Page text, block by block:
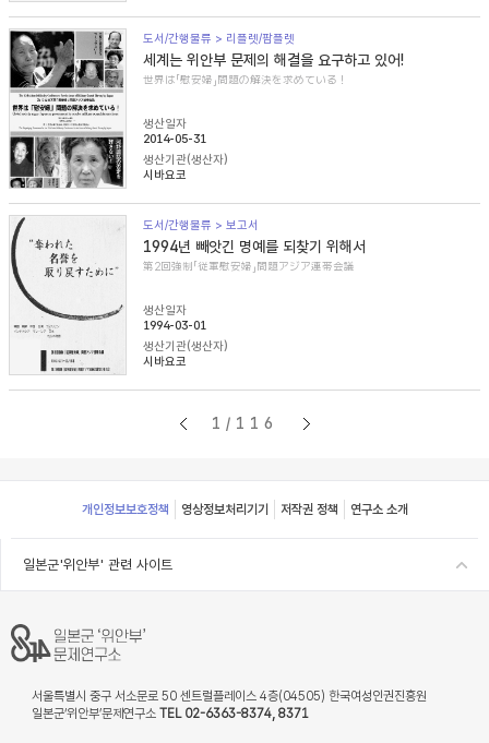
도서/간행물류 > 리플렛/팜플렛
세계는 위안부 문제의 해결을 요구하고 있어!
世界は「慰安婦」問題の解決を求めている！
생산일자
2014-05-31
생산기관(생산자)
시바요코
도서/간행물류 > 보고서
1994년 빼앗긴 명예를 되찾기 위해서
第2回強制「従軍慰安婦」問題アジア連帯会議
생산일자
1994-03-01
생산기관(생산자)
시바요코
1/116
Footer
개인정보보호정책 영상정보처리기기 저작권 정책 연구소 소개
일본군'위안부' 관련 사이트
서울특별시 중구 서소문로 50 센트럴플레이스 4층(04505) 한국여성인권진흥원
일본군‘위안부’문제연구소 TEL 02-6363-8374, 8371